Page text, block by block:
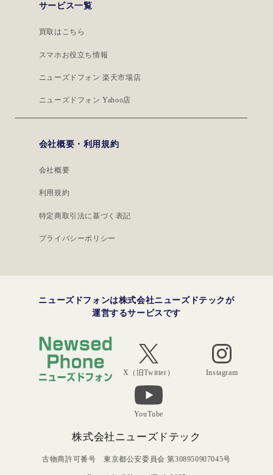
サービス一覧
買取はこちら
スマホお役立ち情報
ニューズドフォン 楽天市場店
ニューズドフォン Yahoo店
会社概要・利用規約
会社概要
利用規約
特定商取引法に基づく表記
プライバシーポリシー
ニューズドフォンは株式会社ニューズドテックが
運営するサービスです
X（旧Twitter） Instagram
YouTube
株式会社ニューズドテック
古物商許可番号 東京都公安委員会 第308950907045号